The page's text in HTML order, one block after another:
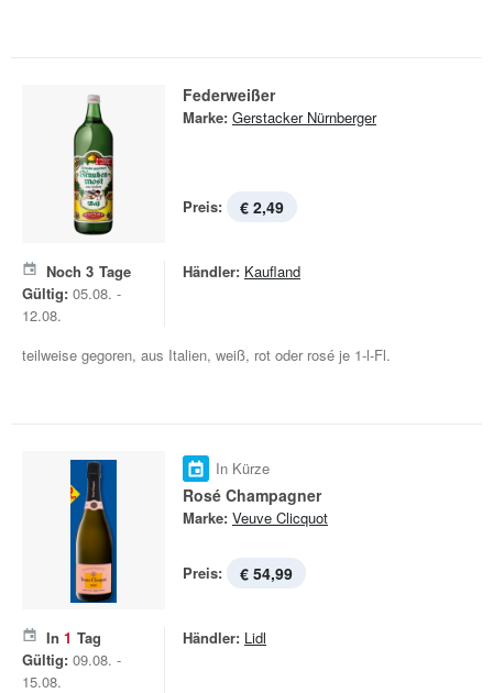
Federweißer
Marke: Gerstacker Nürnberger
Preis: € 2,49
Noch 3 Tage
Gültig: 05.08. -
12.08.
Händler: Kaufland
teilweise gegoren, aus Italien, weiß, rot oder rosé je 1-l-Fl.
In Kürze
Rosé Champagner
Marke: Veuve Clicquot
Preis: € 54,99
In 1 Tag
Gültig: 09.08. -
15.08.
Händler: Lidl